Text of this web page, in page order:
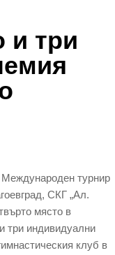
и три
турнир
СКГ „Ал.
място в
три индивидуални
клуб в